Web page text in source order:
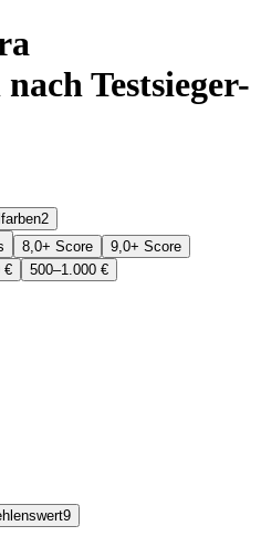
Testsieger-
2
8,0+ Score
9,0+ Score
€
500–1.000 €
9